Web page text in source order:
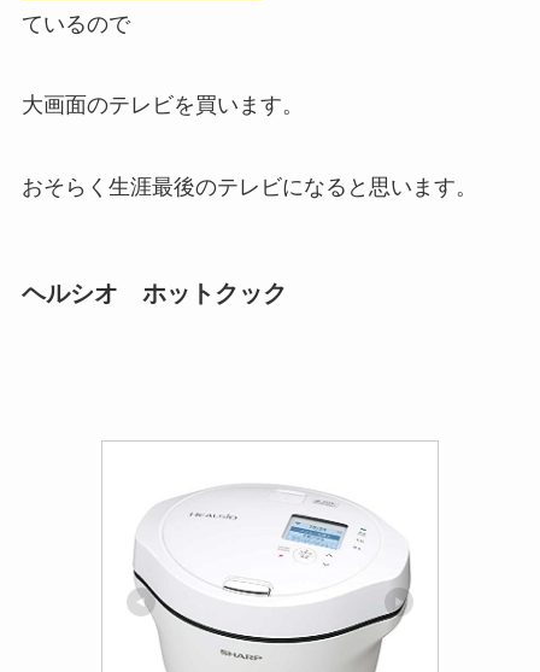
ているので
大画面のテレビを買います。
おそらく生涯最後のテレビになると思います。
ヘルシオ ホットクック